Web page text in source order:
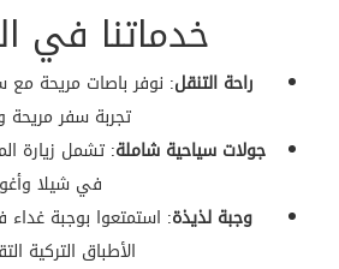
خدماتنا في
راحة التنقل: نوفر باصات مريحة مع
تجربة سفر مريحة
جولات سياحية شاملة: تشمل زيارة
في شيلا
وجبة لذيذة: استمتعوا بوجبة
الأطباق التركية